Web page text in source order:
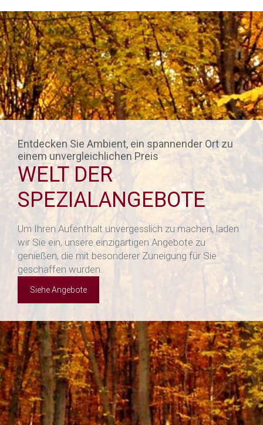
Entdecken Sie Ambient, ein spannender Ort zu
einem unvergleichlichen Preis
WELT DER
SPEZIALANGEBOTE
Um Ihren Aufenthalt unvergesslich zu machen, laden
wir Sie ein, unsere einzigartigen Angebote zu
genießen, die mit besonderer Zuneigung für Sie
geschaffen wurden.
Siehe Angebote